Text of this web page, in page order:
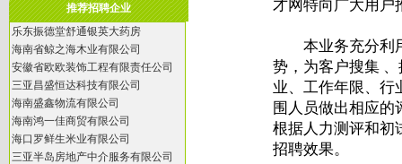
推荐招聘企业
乐东振德堂舒通银英大药房
海南省鲸之海木业有限公司
安徽省欧欧装饰工程有限责任公司
三亚昌盛恒达科技有限公司
海南盛鑫物流有限公司
海南鸿一佳商贸有限公司
海口罗鲜生米业有限公司
三亚半岛房地产中介服务有限公司
才网特向广大用户
本业务充分利用
势，为客户搜集
业、工作年限、行
围人员做出相应的
根据人力测评和初
招聘效果。